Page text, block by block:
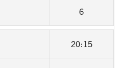
6
20:15